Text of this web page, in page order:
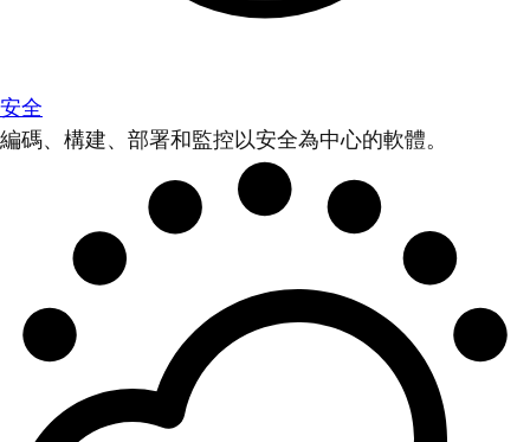
安全
編碼、構建、部署和監控以安全為中心的軟體。